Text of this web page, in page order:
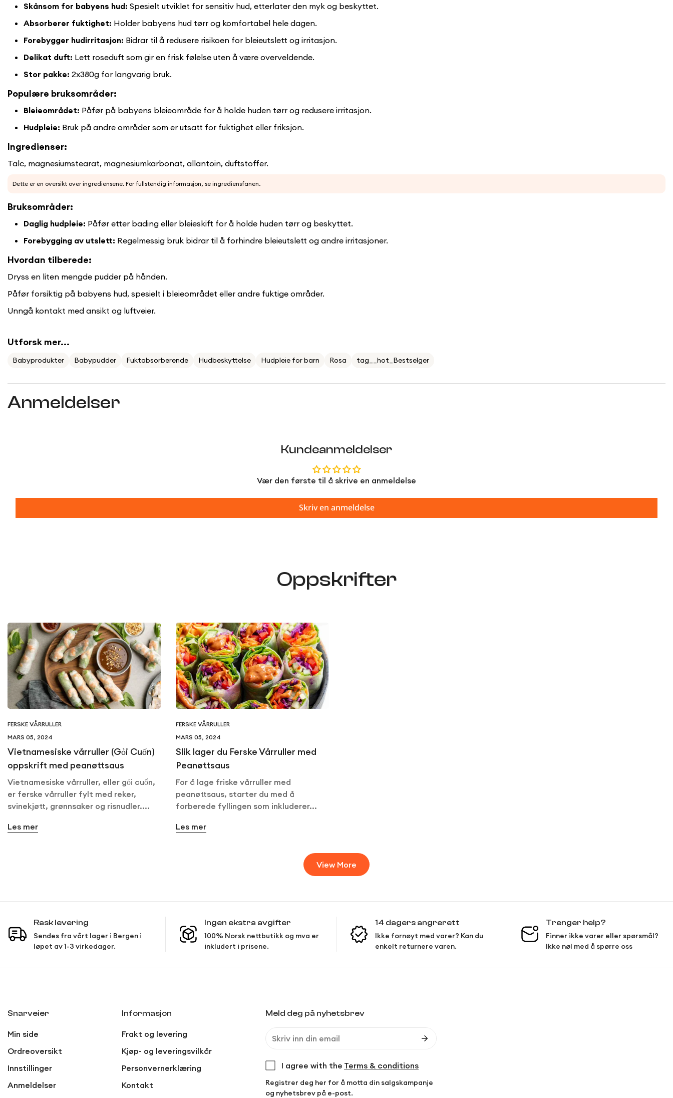
Skånsom for babyens hud: Spesielt utviklet for sensitiv hud, etterlater den myk og beskyttet.
Absorberer fuktighet: Holder babyens hud tørr og komfortabel hele dagen.
Forebygger hudirritasjon: Bidrar til å redusere risikoen for bleieutslett og irritasjon.
Delikat duft: Lett roseduft som gir en frisk følelse uten å være overveldende.
Stor pakke: 2x380g for langvarig bruk.
Populære bruksområder:
Bleieområdet: Påfør på babyens bleieområde for å holde huden tørr og redusere irritasjon.
Hudpleie: Bruk på andre områder som er utsatt for fuktighet eller friksjon.
Ingredienser:
Talc, magnesiumstearat, magnesiumkarbonat, allantoin, duftstoffer.
Dette er en oversikt over ingrediensene. For fullstendig informasjon, se ingrediensfanen.
Bruksområder:
Daglig hudpleie: Påfør etter bading eller bleieskift for å holde huden tørr og beskyttet.
Forebygging av utslett: Regelmessig bruk bidrar til å forhindre bleieutslett og andre irritasjoner.
Hvordan tilberede:
Dryss en liten mengde pudder på hånden.
Påfør forsiktig på babyens hud, spesielt i bleieområdet eller andre fuktige områder.
Unngå kontakt med ansikt og luftveier.
Utforsk mer...
Babyprodukter Babypudder Fuktabsorberende Hudbeskyttelse Hudpleie for barn Rosa tag__hot_Bestselger
Anmeldelser
Kundeanmeldelser
Vær den første til å skrive en anmeldelse
Skriv en anmeldelse
Oppskrifter
FERSKE VÅRRULLER
MARS 05, 2024
Vietnamesiske vårruller (Gỏi Cuốn)
oppskrift med peanøttsaus
Vietnamesiske vårruller, eller gỏi cuốn,
er ferske vårruller fylt med reker,
svinekjøtt, grønnsaker og risnudler....
Les mer
FERSKE VÅRRULLER
MARS 05, 2024
Slik lager du Ferske Vårruller med
Peanøttsaus
For å lage friske vårruller med
peanøttsaus, starter du med å
forberede fyllingen som inkluderer...
Les mer
View More
Rask levering
Sendes fra vårt lager i Bergen i
løpet av 1-3 virkedager.
Ingen ekstra avgifter
100% Norsk nettbutikk og mva er
inkludert i prisene.
14 dagers angrerett
Ikke fornøyt med varer? Kan du
enkelt returnere varen.
Trenger help?
Finner ikke varer eller spørsmål?
Ikke nøl med å spørre oss
Snarveier
Min side
Ordreoversikt
Innstillinger
Anmeldelser
Informasjon
Frakt og levering
Kjøp- og leveringsvilkår
Personvernerklæring
Kontakt
Meld deg på nyhetsbrev
I agree with the Terms & conditions
Registrer deg her for å motta din salgskampanje
og nyhetsbrev på e-post.